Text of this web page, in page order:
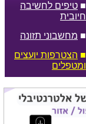
■ טיפים לחשיבה
חיובית
■ מחשבוני תזונה
■ הצטרפות יועצים
ומטפלים